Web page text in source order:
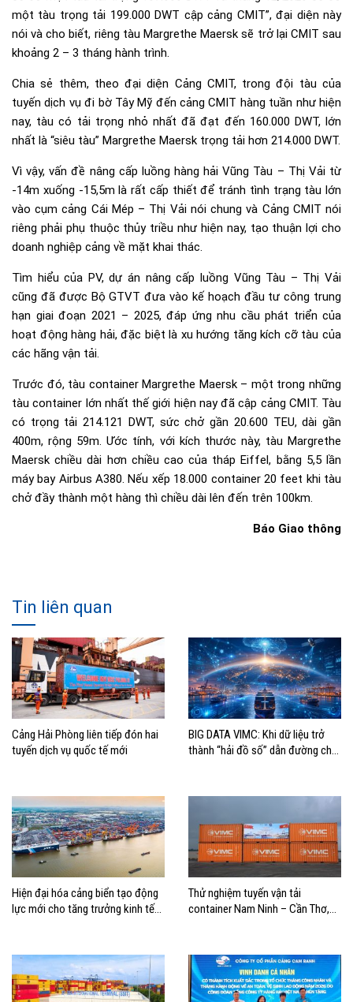
một tàu trọng tải 199.000 DWT cập cảng CMIT”, đại diện này
nói và cho biết, riêng tàu Margrethe Maersk sẽ trở lại CMIT sau
khoảng 2 – 3 tháng hành trình.
Chia sẻ thêm, theo đại diện Cảng CMIT, trong đội tàu của
tuyến dịch vụ đi bờ Tây Mỹ đến cảng CMIT hàng tuần như hiện
nay, tàu có tải trọng nhỏ nhất đã đạt đến 160.000 DWT, lớn
nhất là “siêu tàu” Margrethe Maersk trọng tải hơn 214.000 DWT.
Vì vậy, vấn đề nâng cấp luồng hàng hải Vũng Tàu – Thị Vải từ
-14m xuống -15,5m là rất cấp thiết để tránh tình trạng tàu lớn
vào cụm cảng Cái Mép – Thị Vải nói chung và Cảng CMIT nói
riêng phải phụ thuộc thủy triều như hiện nay, tạo thuận lợi cho
doanh nghiệp cảng về mặt khai thác.
Tìm hiểu của PV, dự án nâng cấp luồng Vũng Tàu – Thị Vải
cũng đã được Bộ GTVT đưa vào kế hoạch đầu tư công trung
hạn giai đoạn 2021 – 2025, đáp ứng nhu cầu phát triển của
hoạt động hàng hải, đặc biệt là xu hướng tăng kích cỡ tàu của
các hãng vận tải.
Trước đó, tàu container Margrethe Maersk – một trong những
tàu container lớn nhất thế giới hiện nay đã cập cảng CMIT. Tàu
có trọng tải 214.121 DWT, sức chở gần 20.600 TEU, dài gần
400m, rộng 59m. Ước tính, với kích thước này, tàu Margrethe
Maersk chiều dài hơn chiều cao của tháp Eiffel, bằng 5,5 lần
máy bay Airbus A380. Nếu xếp 18.000 container 20 feet khi tàu
chở đầy thành một hàng thì chiều dài lên đến trên 100km.
Báo Giao thông
Tin liên quan
Cảng Hải Phòng liên tiếp đón hai
tuyến dịch vụ quốc tế mới
BIG DATA VIMC: Khi dữ liệu trở
thành “hải đồ số” dẫn đường cho
Hiện đại hóa cảng biển tạo động
lực mới cho tăng trưởng kinh tế
Thử nghiệm tuyến vận tải
container Nam Ninh – Cần Thơ,